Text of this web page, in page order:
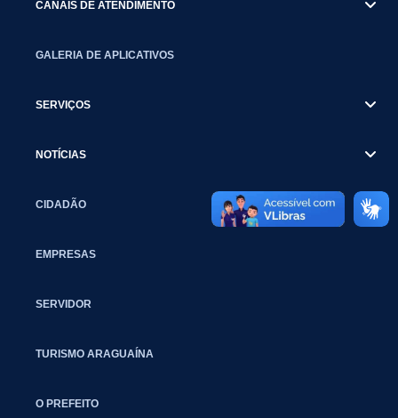
CANAIS DE ATENDIMENTO
GALERIA DE APLICATIVOS
SERVIÇOS
NOTÍCIAS
CIDADÃO
EMPRESAS
SERVIDOR
TURISMO ARAGUAÍNA
O PREFEITO